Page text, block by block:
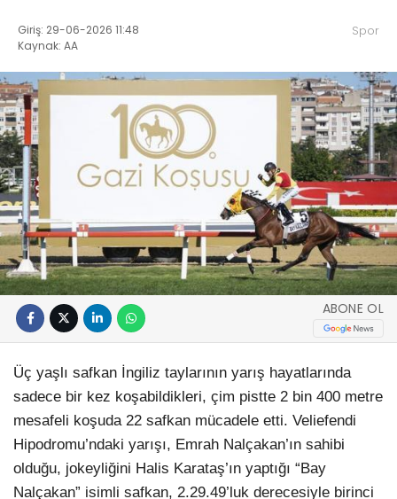
Giriş: 29-06-2026 11:48
Kaynak: AA
Spor
ABONE OL
Üç yaşlı safkan İngiliz taylarının yarış hayatlarında
sadece bir kez koşabildikleri, çim pistte 2 bin 400 metre
mesafeli koşuda 22 safkan mücadele etti. Veliefendi
Hipodromu’ndaki yarışı, Emrah Nalçakan’ın sahibi
olduğu, jokeyliğini Halis Karataş’ın yaptığı “Bay
Nalçakan” isimli safkan, 2.29.49’luk derecesiyle birinci